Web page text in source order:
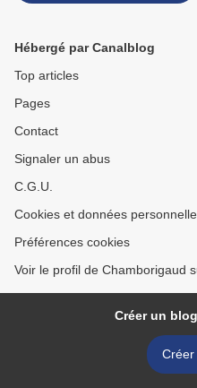
Hébergé par Canalblog
Top articles
Pages
Contact
Signaler un abus
C.G.U.
Cookies et données
Préférences cookies
Voir le profil de Chamborigaud
Créer un
Créer